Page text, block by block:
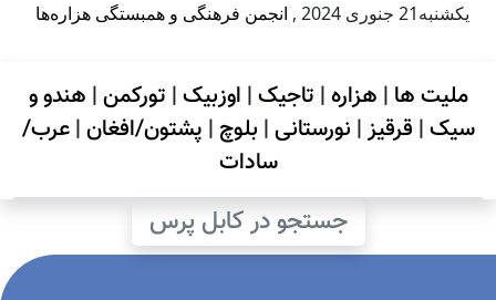
يكشنبه21 جنوری 2024 , انجمن فرهنگی و همبستگی هزاره‌ها
ملیت ها | هزاره| تاجیک| اوزبیک| تورکمن| هندو و
سیک| قرقیز| نورستانی| بلوچ | پشتون/افغان|عرب/
سادات
جستجو در کابل پرس